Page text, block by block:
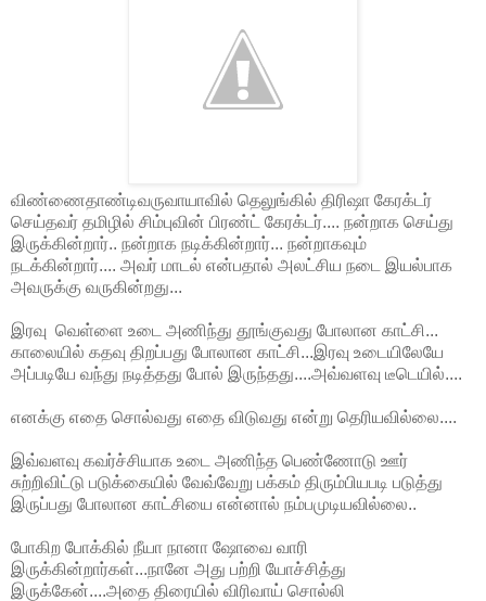
விண்ணைதாண்டிவருவாயாவில் தெலுங்கில் திரிஷா கேரக்டர்
செய்தவர் தமிழில் சிம்புவின் பிரண்ட் கேரக்டர்.... நன்றாக செய்து
இருக்கின்றார்.. நன்றாக நடிக்கின்றார்... நன்றாகவும்
நடக்கின்றார்.... அவர் மாடல் என்பதால் அலட்சிய நடை இயல்பாக
அவருக்கு வருகின்றது...
இரவு வெள்ளை உடை அணிந்து தூங்குவது போலான காட்சி...
காலையில் கதவு திறப்பது போலான காட்சி...இரவு உடையிலேயே
அப்படியே வந்து நடித்தது போல் இருந்தது....அவ்வளவு டீடெயில்....
எனக்கு எதை சொல்வது எதை விடுவது என்று தெரியவில்லை....
இவ்வளவு கவர்ச்சியாக உடை அணிந்த பெண்ணோடு ஊர்
சுற்றிவிட்டு படுக்கையில் வேவ்வேறு பக்கம் திரும்பியபடி படுத்து
இருப்பது போலான காட்சியை என்னால் நம்பமுடியவில்லை..
போகிற போக்கில் நீயா நானா ஷோவை வாரி
இருக்கின்றார்கள்...நானே அது பற்றி யோச்சித்து
இருக்கேன்....அதை திரையில் விரிவாய் சொல்லி